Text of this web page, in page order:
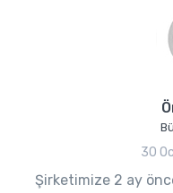
30
Şirketimize 2 ay